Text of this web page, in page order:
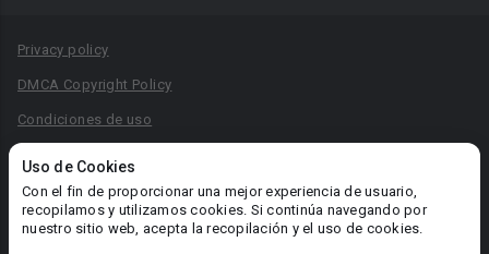
Uso de Cookies
Con el fin de proporcionar una mejor experiencia de usuario,
recopilamos y utilizamos cookies. Si continúa navegando por
nuestro sitio web, acepta la recopilación y el uso de cookies.
Privacy policy
DMCA Copyright Policy
Condiciones de uso
Reglas para la publicación de libros
Área RR.PP.: pr@booknet.com